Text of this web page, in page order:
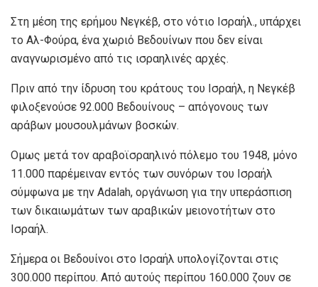
Στη μέση της ερήμου Νεγκέβ, στο νότιο Ισραήλ., υπάρχει
το Αλ-Φούρα, ένα χωριό Βεδουίνων που δεν είναι
αναγνωρισμένο από τις ισραηλινές αρχές.
Πριν από την ίδρυση του κράτους του Ισραήλ, η Νεγκέβ
φιλοξενούσε 92.000 Βεδουίνους – απόγονους των
αράβων μουσουλμάνων βοσκών.
Ομως μετά τον αραβοϊσραηλινό πόλεμο του 1948, μόνο
11.000 παρέμειναν εντός των συνόρων του Ισραήλ
σύμφωνα με την Adalah, οργάνωση για την υπεράσπιση
των δικαιωμάτων των αραβικών μειονοτήτων στο
Ισραήλ.
Σήμερα οι Βεδουίνοι στο Ισραήλ υπολογίζονται στις
300.000 περίπου. Από αυτούς περίπου 160.000 ζουν σε